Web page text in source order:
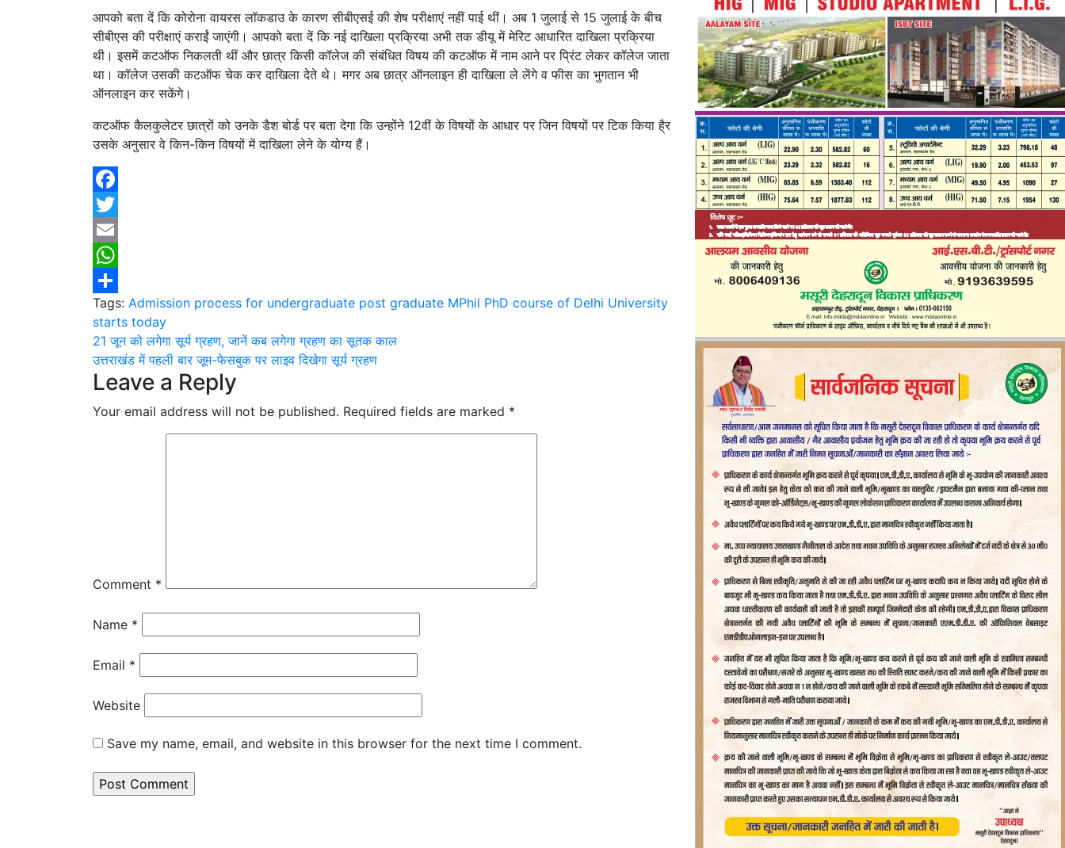
आपको बता दें कि कोरोना वायरस लॉकडाउ के कारण सीबीएसई की शेष परीक्षाएं नहीं पाई थीं। अब 1 जुलाई से 15 जुलाई के बीच
सीबीएस की परीक्षाएं कराईं जाएंगी। आपको बता दें कि नई दाखिला प्रक्रिया अभी तक डीयू में मेरिट आधारित दाखिला प्रक्रिया
थी। इसमें कटऑफ निकलती थीं और छात्र किसी कॉलेज की संबंधित विषय की कटऑफ में नाम आने पर प्रिंट लेकर कॉलेज जाता
था। कॉलेज उसकी कटऑफ चेक कर दाखिला देते थे। मगर अब छात्र ऑनलाइन ही दाखिला ले लेंगे व फीस का भुगतान भी
ऑनलाइन कर सकेंगे।
कटऑफ कैलकुलेटर छात्रों को उनके डैश बोर्ड पर बता देगा कि उन्होंने 12वीं के विषयों के आधार पर जिन विषयों पर टिक किया है्र
उसके अनुसार वे किन-किन विषयों में दाखिला लेने के योग्य हैं।
Facebook
Twitter
Email
WhatsApp
Share
Tags: Admission process for undergraduate post graduate MPhil PhD course of Delhi University
starts today
Post
navigation
21 जून को लगेगा सूर्य ग्रहण, जानें कब लगेगा ग्रहण का सूतक काल
उत्तराखंड में पहली बार जूम-फेसबुक पर लाइव दिखेगा सूर्य ग्रहण
Leave a Reply
Your email address will not be published. Required fields are marked *
Comment *
Name *
Email *
Website
Save my name, email, and website in this browser for the next time I comment.